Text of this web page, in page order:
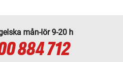
mån-lör 9-20 h
884 712